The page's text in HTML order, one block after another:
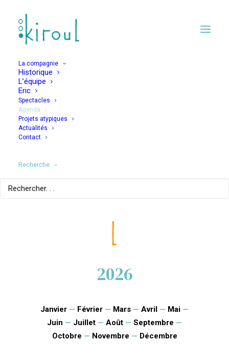
La compagnie
Historique
L’équipe
Eric
Spectacles
Agenda
Projets atypiques
Actualités
Contact
Recherche
2026
Janvier — Février — Mars — Avril — Mai —
Juin — Juillet — Août — Septembre —
Octobre — Novembre — Décembre